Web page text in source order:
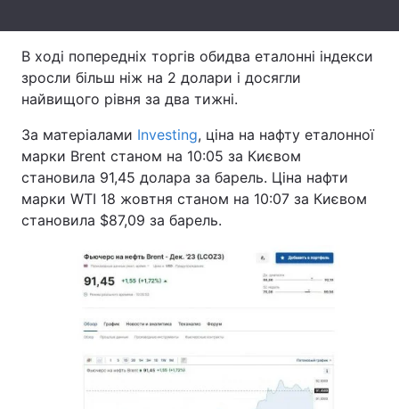
Тема оформлення
В ході попередніх торгів обидва еталонні індекси
зросли більш ніж на 2 долари і досягли
найвищого рівня за два тижні.
За матеріалами Investing, ціна на нафту еталонної
марки Brent станом на 10:05 за Києвом
становила 91,45 долара за барель. Ціна нафти
марки WTI 18 жовтня станом на 10:07 за Києвом
становила $87,09 за барель.